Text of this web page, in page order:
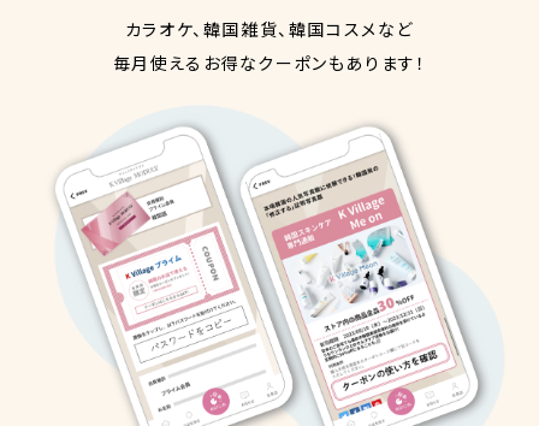
カラオケ、韓国雑貨、韓国コスメなど
毎月使えるお得なクーポンもあります！